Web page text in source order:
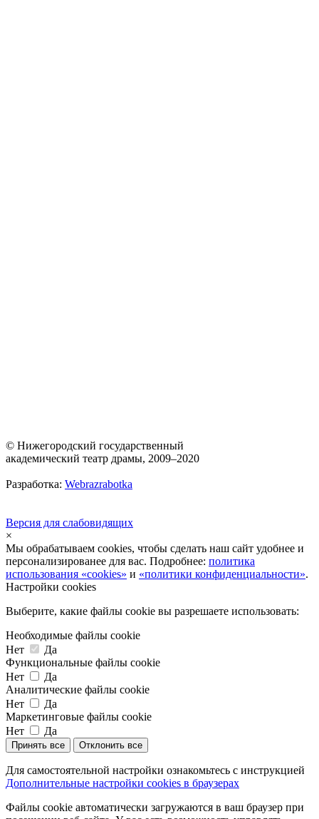
© Нижегородский государственный
академический театр драмы, 2009–2020
Разработка: Webrazrabotka
Версия для слабовидящих
×
Мы обрабатываем cookies, чтобы сделать наш сайт удобнее и
персонализированее для вас. Подробнее: политика
использования «cookies» и «политики конфиденциальности».
Настройки cookies
Выберите, какие файлы cookie вы разрешаете использовать:
Необходимые файлы cookie
Нет
Да
Функциональные файлы cookie
Нет
Да
Аналитические файлы cookie
Нет
Да
Маркетинговые файлы cookie
Нет
Да
Принять все Отклонить все
Для самостоятельной настройки ознакомьтесь с инструкцией
Дополнительные настройки cookies в браузерах
Файлы cookie автоматически загружаются в ваш браузер при